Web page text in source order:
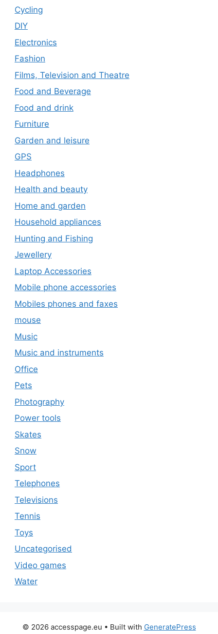
Cycling
DIY
Electronics
Fashion
Films, Television and Theatre
Food and Beverage
Food and drink
Furniture
Garden and leisure
GPS
Headphones
Health and beauty
Home and garden
Household appliances
Hunting and Fishing
Jewellery
Laptop Accessories
Mobile phone accessories
Mobiles phones and faxes
mouse
Music
Music and instruments
Office
Pets
Photography
Power tools
Skates
Snow
Sport
Telephones
Televisions
Tennis
Toys
Uncategorised
Video games
Water
© 2026 accesspage.eu • Built with GeneratePress